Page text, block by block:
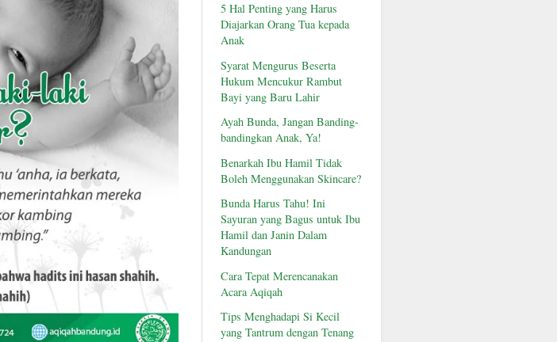
5 Hal Penting yang Harus
Diajarkan Orang Tua kepada
Anak
Syarat Mengurus Beserta
Hukum Mencukur Rambut
Bayi yang Baru Lahir
Ayah Bunda, Jangan Banding-
bandingkan Anak, Ya!
Benarkah Ibu Hamil Tidak
Boleh Menggunakan Skincare?
Bunda Harus Tahu! Ini
Sayuran yang Bagus untuk Ibu
Hamil dan Janin Dalam
Kandungan
Cara Tepat Merencanakan
Acara Aqiqah
Tips Menghadapi Si Kecil
yang Tantrum dengan Tenang